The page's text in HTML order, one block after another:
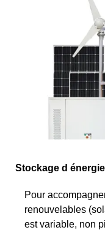
Stockage d
Pour
renouvelables
est variable, non